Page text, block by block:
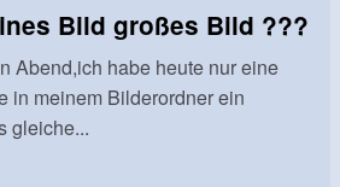
Bild großes Bild ???
Abend,ich habe heute nur eine
in meinem Bilderordner ein
gleiche...